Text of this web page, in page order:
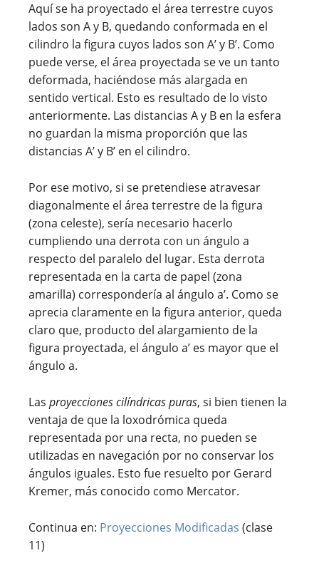
Aquí se ha proyectado el área terrestre cuyos
lados son A y B, quedando conformada en el
cilindro la figura cuyos lados son A’ y B’. Como
puede verse, el área proyectada se ve un tanto
deformada, haciéndose más alargada en
sentido vertical. Esto es resultado de lo visto
anteriormente. Las distancias A y B en la esfera
no guardan la misma proporción que las
distancias A’ y B’ en el cilindro.
Por ese motivo, si se pretendiese atravesar
diagonalmente el área terrestre de la figura
(zona celeste), sería necesario hacerlo
cumpliendo una derrota con un ángulo a
respecto del paralelo del lugar. Esta derrota
representada en la carta de papel (zona
amarilla) correspondería al ángulo a’. Como se
aprecia claramente en la figura anterior, queda
claro que, producto del alargamiento de la
figura proyectada, el ángulo a’ es mayor que el
ángulo a.
Las proyecciones cilíndricas puras, si bien tienen la
ventaja de que la loxodrómica queda
representada por una recta, no pueden se
utilizadas en navegación por no conservar los
ángulos iguales. Esto fue resuelto por Gerard
Kremer, más conocido como Mercator.
Continua en: Proyecciones Modificadas (clase
11)